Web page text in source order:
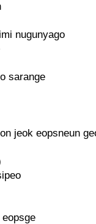
nugunyago
sarange
jeok eopsneun